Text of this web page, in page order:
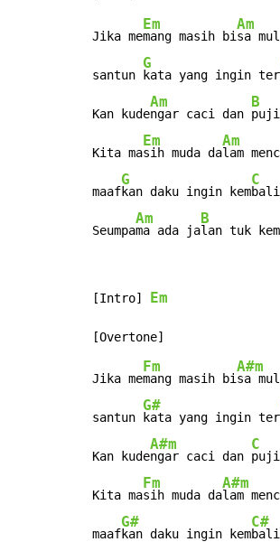
Jika me
Em
mang masih bi
Am
sa
santun
G
kata yang ingin ter
Kan kude
Am
ngar caci dan
B
Kita ma
Em
sih muda da
Am
lam
maaf
G
kan daku ingin kem
C
bali
Seumpa
Am
ma ada ja
B
lan tuk
[Intro] Em
Jika me
Fm
mang masih bi
A#m
sa
santun
G#
kata yang ingin ter
Kan kude
A#m
ngar caci dan
C
Kita ma
Fm
sih muda da
A#m
lam
maaf
G#
kan daku ingin kem
C#
bali